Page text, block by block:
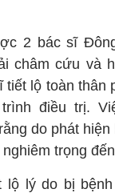
2 bác sĩ
châm cứu và
tiết lộ toàn thân
điều trị.
do phát
trọng
lộ lý do bị